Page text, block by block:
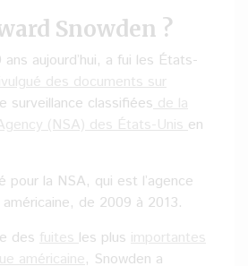
Snowden ?
aujourd’hui, a fui les États-
des documents sur
surveillance classifiéesde la
(NSA) des États-Unisen
pour la NSA, qui est l’agence
de 2009 à 2013.
des fuitesles plus importantes
américaine, Snowden a